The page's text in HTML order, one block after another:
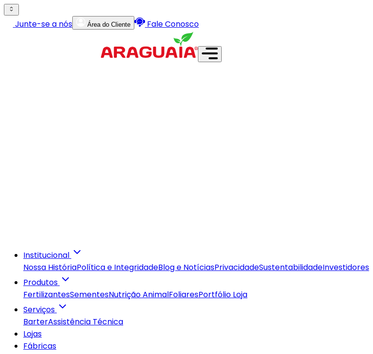
Junte-se a nós Área do Cliente Fale Conosco
Institucional
Nossa HistóriaPolítica e IntegridadeBlog e NotíciasPrivacidadeSustentabilidadeInvestidores
Produtos
FertilizantesSementesNutrição AnimalFoliaresPortfólio Loja
Serviços
BarterAssistência Técnica
Lojas
Fábricas